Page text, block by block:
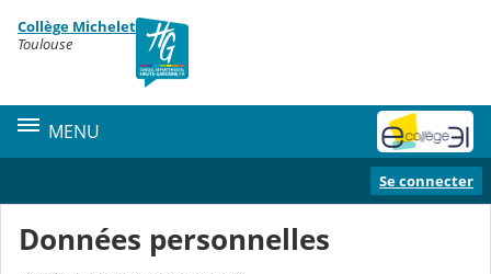
Contenu
Collège Michelet
Toulouse
MENU
Se connecter
Données personnelles